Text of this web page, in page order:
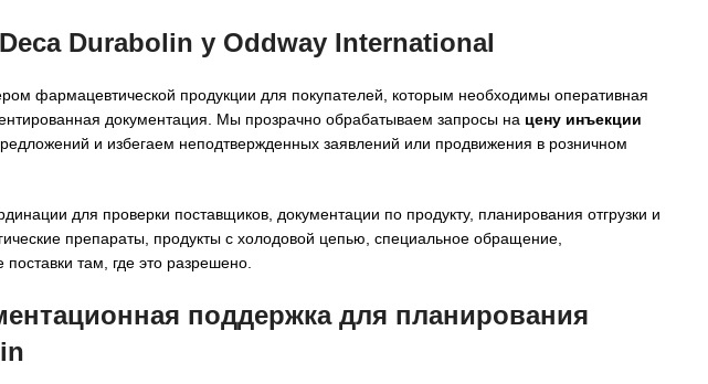
Durabolin у Oddway International
фармацевтической продукции для покупателей, которым необходимы оперативная
документация. Мы прозрачно обрабатываем запросы на цену инъекции
и избегаем неподтвержденных заявлений или продвижения в розничном
для проверки поставщиков, документации по продукту, планирования отгрузки и
препараты, продукты с холодовой цепью, специальное обращение,
там, где это разрешено.
поддержка для планирования